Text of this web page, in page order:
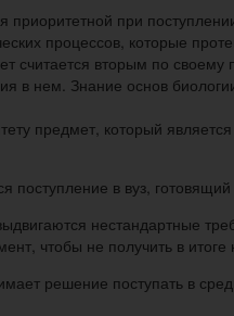
приоритетной при
процессов, которые
считается вторым по
в нем. Знание основ
предмет, который
поступление в вуз,
нестандартные
чтобы не получить в
решение поступать в